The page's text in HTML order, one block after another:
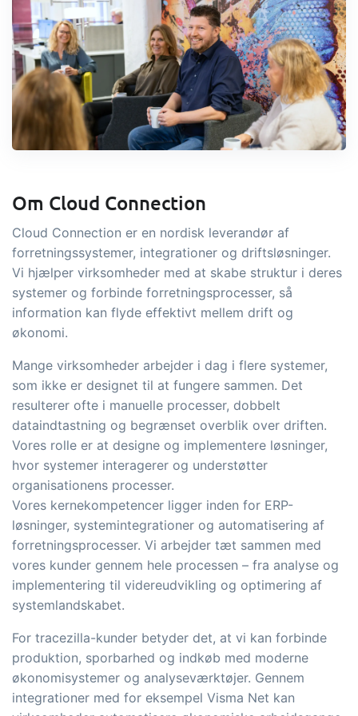
Om Cloud Connection
Cloud Connection er en nordisk leverandør af
forretningssystemer, integrationer og driftsløsninger.
Vi hjælper virksomheder med at skabe struktur i deres
systemer og forbinde forretningsprocesser, så
information kan flyde effektivt mellem drift og
økonomi.
Mange virksomheder arbejder i dag i flere systemer,
som ikke er designet til at fungere sammen. Det
resulterer ofte i manuelle processer, dobbelt
dataindtastning og begrænset overblik over driften.
Vores rolle er at designe og implementere løsninger,
hvor systemer interagerer og understøtter
organisationens processer.
Vores kernekompetencer ligger inden for ERP-
løsninger, systemintegrationer og automatisering af
forretningsprocesser. Vi arbejder tæt sammen med
vores kunder gennem hele processen – fra analyse og
implementering til videreudvikling og optimering af
systemlandskabet.
For tracezilla-kunder betyder det, at vi kan forbinde
produktion, sporbarhed og indkøb med moderne
økonomisystemer og analyseværktøjer. Gennem
integrationer med for eksempel Visma Net kan